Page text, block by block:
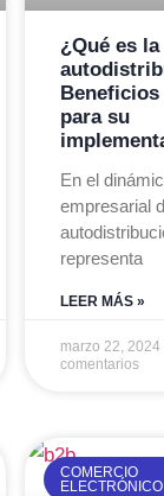
¿Qué es la
Beneficios
para su
En el
empresarial
representa
LEER MÁS »
marzo 22, 2024
comentarios
COMERCIO
ELECTRÓNICO